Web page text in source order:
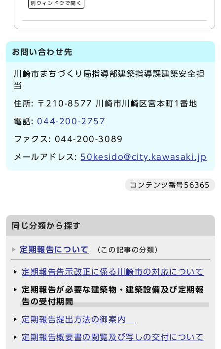
別ウィンドウで開く
お問い合わせ先
川崎市まちづくり局指導部建築指導課建築安全担
当
住所: 〒210-8577 川崎市川崎区宮本町1番地
電話: 044-200-2757
ファクス: 044-200-3089
メールアドレス: 50kesido@city.kawasaki.jp
コンテンツ番号56365
同じ分類から探す
定期報告について （この記事の分類）
定期報告告示改正に係る川崎市の対応について
定期報告が必要な建築物・建築設備及び定期報
告の受付期間
定期報告提出方法の御案内
定期報告概要書の閲覧及び写しの交付について